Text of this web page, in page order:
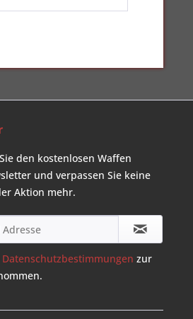
den kostenlosen Waffen
und verpassen Sie keine
Aktion mehr.
Datenschutzbestimmungen zur